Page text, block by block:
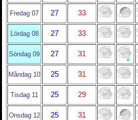
Fredag 07 27 33
Lördag 08 27 33
Söndag 09 27 31
Måndag 10 25 31
Tisdag 11 25 29
Onsdag 12 25 31